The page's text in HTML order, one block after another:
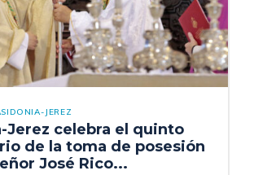
JEREZ
Jerez celebra el quinto
de la toma de posesión
José Rico...